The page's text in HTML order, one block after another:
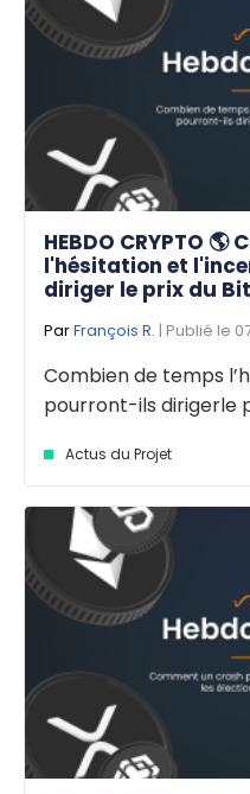
HEBDO CRYPTO
l'hésitation et
diriger le prix du
ParFrançois R. | Publié le
Combien de temps
pourront-ils dirigerle
Actus du Projet